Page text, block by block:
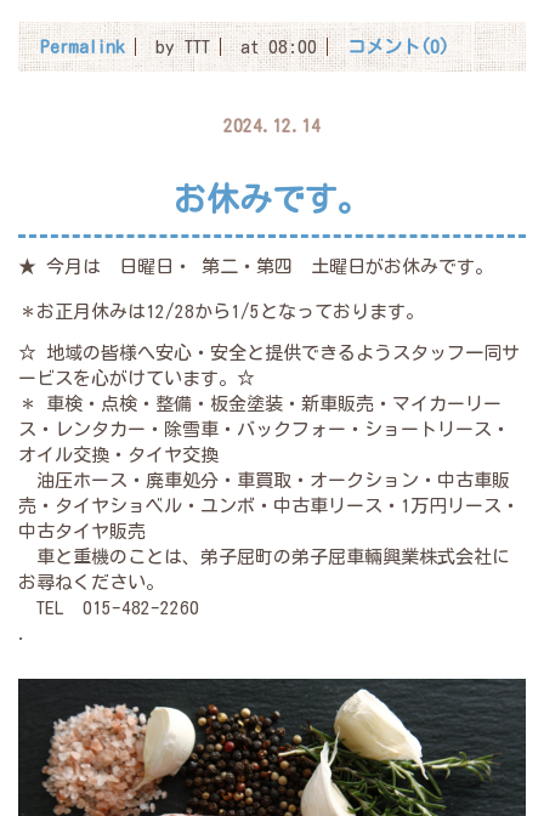
Permalink by TTT at 08:00 コメント(0)
2024.12.14
お休みです。
★ 今月は 日曜日・ 第二・第四 土曜日がお休みです。
＊お正月休みは12/28から1/5となっております。
☆ 地域の皆様へ安心・安全と提供できるようスタッフ一同サ
ービスを心がけています。☆
＊ 車検・点検・整備・板金塗装・新車販売・マイカーリー
ス・レンタカー・除雪車・バックフォー・ショートリース・
オイル交換・タイヤ交換
油圧ホース・廃車処分・車買取・オークション・中古車販
売・タイヤショベル・ユンボ・中古車リース・1万円リース・
中古タイヤ販売
車と重機のことは、弟子屈町の弟子屈車輛興業株式会社に
お尋ねください。
TEL 015-482-2260